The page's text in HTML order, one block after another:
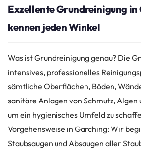
Exzellente Grundreinigung in
kennen jeden Winkel
Was ist Grundreinigung genau? Die
intensives, professionelles
sämtliche Oberflächen, Böden,
sanitäre Anlagen von Schmutz, Algen
um ein hygienisches Umfeld zu
Vorgehensweise in Garching: Wir
Staubsaugen und Absaugen aller